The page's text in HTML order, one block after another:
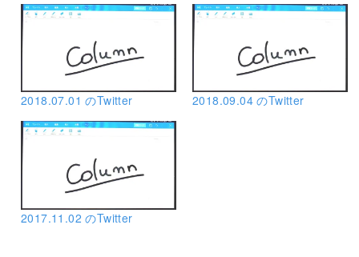
2018.07.01 のTwitter 2018.09.04 のTwitter
2017.11.02 のTwitter